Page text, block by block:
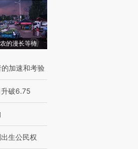
的漫长等待
加速和考验
破6.75
生公民权